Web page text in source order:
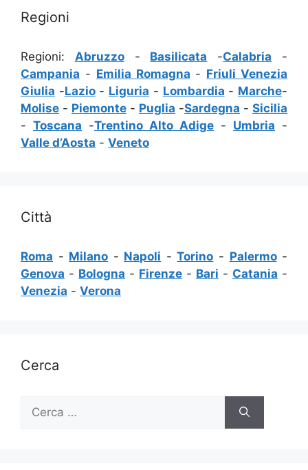
Regioni
Regioni: Abruzzo- Basilicata -Calabria -
Campania - Emilia Romagna - Friuli Venezia
Giulia -Lazio- Liguria - Lombardia - Marche-
Molise - Piemonte - Puglia -Sardegna - Sicilia
- Toscana -Trentino Alto Adige - Umbria -
Valle d’Aosta - Veneto
Città
Roma - Milano - Napoli -Torino - Palermo-
Genova - Bologna - Firenze - Bari - Catania -
Venezia - Verona
Cerca
per: